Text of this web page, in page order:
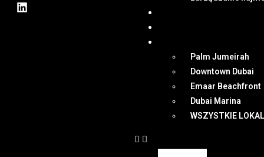
Palm Jumeirah
Downtown Dubai
Emaar Beachfront
Dubai Marina
WSZYSTKIE